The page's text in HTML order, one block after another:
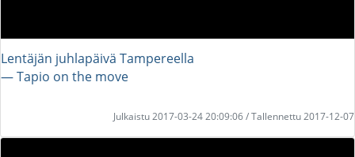
Lentäjän juhlapäivä Tampereella
― Tapio on the move
Julkaistu 2017-03-24 20:09:06 / Tallennettu 2017-12-07